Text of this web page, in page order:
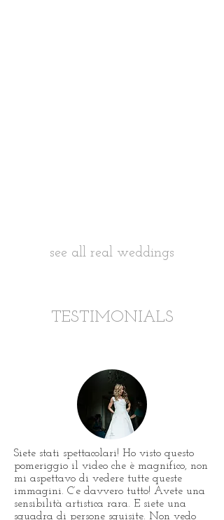
see all real weddings
TESTIMONIALS
Siete stati spettacolari! Ho visto questo
pomeriggio il video che è magnifico, non
mi aspettavo di vedere tutte queste
immagini. C’e davvero tutto! Avete una
sensibilità artistica rara. E siete una
squadra di persone squisite. Non vedo